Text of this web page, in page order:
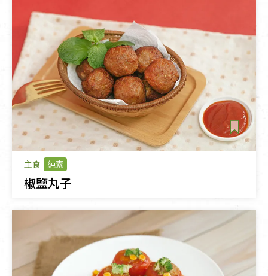
主食 純素
椒鹽丸子